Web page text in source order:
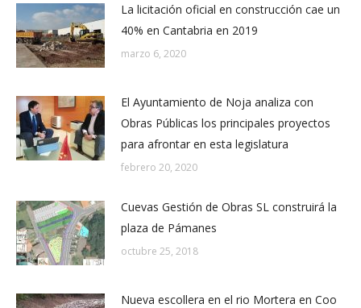
La licitación oficial en construcción cae un
40% en Cantabria en 2019
marzo 6, 2020
El Ayuntamiento de Noja analiza con
Obras Públicas los principales proyectos
para afrontar en esta legislatura
febrero 20, 2020
Cuevas Gestión de Obras SL construirá la
plaza de Pámanes
octubre 25, 2018
Nueva escollera en el rio Mortera en Coo